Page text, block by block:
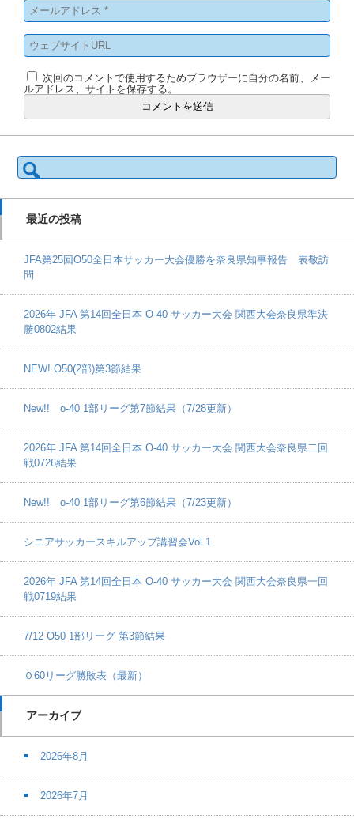
次回のコメントで使用するためブラウザーに自分の名前、メー
ルアドレス、サイトを保存する。
検
索:
最近の投稿
JFA第25回O50全日本サッカー大会優勝を奈良県知事報告 表敬訪
問
2026年 JFA 第14回全日本 O-40 サッカー大会 関西大会奈良県準決
勝0802結果
NEW! O50(2部)第3節結果
New!! o-40 1部リーグ第7節結果（7/28更新）
2026年 JFA 第14回全日本 O-40 サッカー大会 関西大会奈良県二回
戦0726結果
New!! o-40 1部リーグ第6節結果（7/23更新）
シニアサッカースキルアップ講習会Vol.1
2026年 JFA 第14回全日本 O-40 サッカー大会 関西大会奈良県一回
戦0719結果
7/12 O50 1部リーグ 第3節結果
０60リーグ勝敗表（最新）
アーカイブ
2026年8月
2026年7月